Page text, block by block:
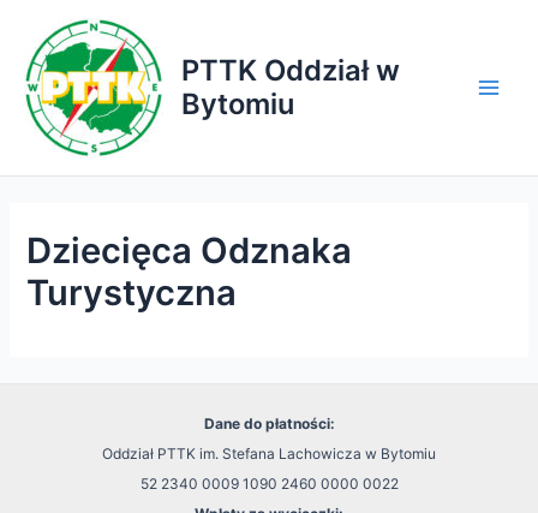
treści
PTTK Oddział w
Bytomiu
Dziecięca Odznaka
Turystyczna
Dane do płatności:
Oddział PTTK im. Stefana Lachowicza w Bytomiu
52 2340 0009 1090 2460 0000 0022